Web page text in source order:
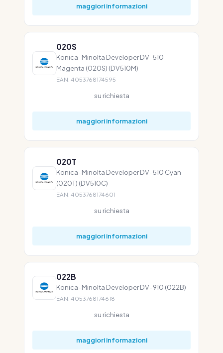
maggiori informazioni
020S
Konica-Minolta Developer DV-510
Magenta (020S) (DV510M)
EAN: 4053768174595
su richiesta
maggiori informazioni
020T
Konica-Minolta Developer DV-510 Cyan
(020T) (DV510C)
EAN: 4053768174601
su richiesta
maggiori informazioni
022B
Konica-Minolta Developer DV-910 (022B)
EAN: 4053768174618
su richiesta
maggiori informazioni